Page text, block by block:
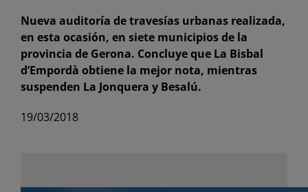
Nueva auditoría de travesías urbanas realizada,
en esta ocasión, en siete municipios de la
provincia de Gerona. Concluye que La Bisbal
d’Empordà obtiene la mejor nota, mientras
suspenden La Jonquera y Besalú.
19/03/2018